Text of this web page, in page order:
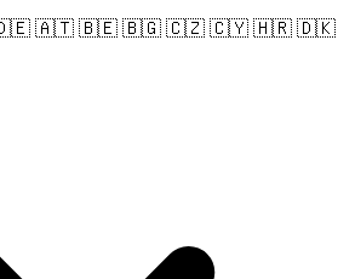
🇦🇹 🇧🇪 🇧🇬 🇨🇿 🇨🇾 🇭🇷 🇩🇰